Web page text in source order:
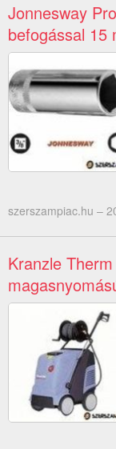
Jonnesway
befogással 15
szerszampiac.hu –
Kranzle